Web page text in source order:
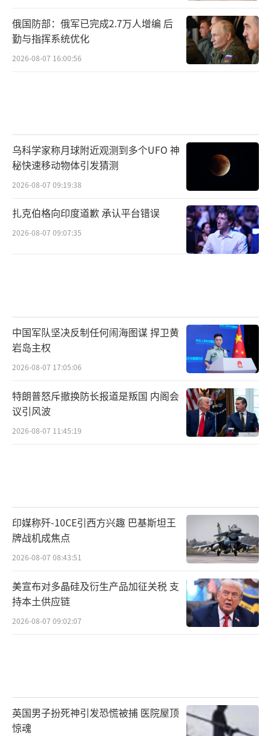
俄国防部：俄军已完成2.7万人增编 后
勤与指挥系统优化
2026-08-07 16:00:56
乌科学家称月球附近观测到多个UFO 神
秘快速移动物体引发猜测
2026-08-07 09:19:38
扎克伯格向印度道歉 承认平台错误
2026-08-07 09:07:35
中国军队坚决反制任何闹海图谋 捍卫黄
岩岛主权
2026-08-07 17:05:06
特朗普怒斥撤换防长报道是叛国 内阁会
议引风波
2026-08-07 11:45:19
印媒称歼-10CE引西方兴趣 巴基斯坦王
牌战机成焦点
2026-08-07 08:43:51
美宣布对多晶硅及衍生产品加征关税 支
持本土供应链
2026-08-07 09:02:07
英国男子扮死神引发恐慌被捕 医院屋顶
惊魂